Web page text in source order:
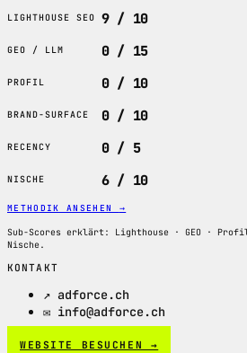
LIGHTHOUSE SEO 9 / 10
GEO / LLM 0 / 15
PROFIL 0 / 10
BRAND-SURFACE 0 / 10
RECENCY 0 / 5
NISCHE 6 / 10
METHODIK ANSEHEN →
Sub-Scores erklärt: Lighthouse · GEO ·
Nische.
KONTAKT
↗ adforce.ch
✉ info@adforce.ch
WEBSITE BESUCHEN →